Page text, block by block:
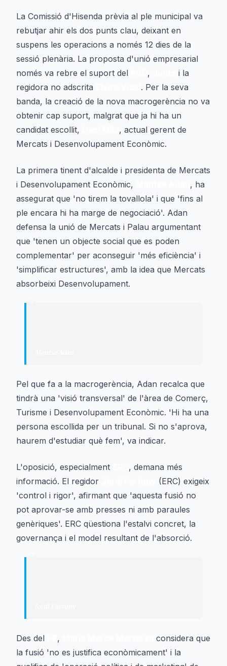
La Comissió d'Hisenda prèvia al ple municipal va
rebutjar ahir els dos punts clau, deixant en
suspens les operacions a només 12 dies de la
sessió plenària. La proposta d'unió empresarial
només va rebre el suport del
,
i la
regidora no adscrita
. Per la seva
banda, la creació de la nova macrogerència no va
obtenir cap suport, malgrat que ja hi ha un
candidat escollit,
, actual gerent de
Mercats i Desenvolupament Econòmic.
La primera tinent d'alcalde i presidenta de Mercats
i Desenvolupament Econòmic,
, ha
assegurat que 'no tirem la tovallola' i que 'fins al
ple encara hi ha marge de negociació'. Adan
defensa la unió de Mercats i Palau argumentant
que 'tenen un objecte social que es poden
complementar' per aconseguir 'més eficiència' i
'simplificar estructures', amb la idea que Mercats
absorbeixi Desenvolupament.
“
Pel que fa a la macrogerència, Adan recalca que
tindrà una 'visió transversal' de l'àrea de Comerç,
Turisme i Desenvolupament Econòmic. 'Hi ha una
persona escollida per un tribunal. Si no s'aprova,
haurem d'estudiar què fem', va indicar.
L'oposició, especialment
, demana més
informació. El regidor
(ERC) exigeix
'control i rigor', afirmant que 'aquesta fusió no
pot aprovar-se amb presses ni amb paraules
genèriques'. ERC qüestiona l'estalvi concret, la
governança i el model resultant de l'absorció.
“
Des del ,
considera que
la fusió 'no es justifica econòmicament' i la